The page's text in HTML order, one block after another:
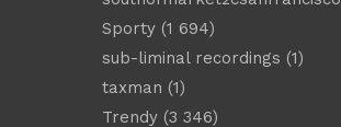
Sporty(1 694)
sub-liminal recordings (1)
taxman (1)
Trendy(3 346)